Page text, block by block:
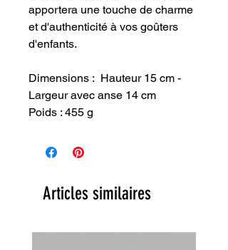
apportera une touche de charme
et d'authenticité à vos goûters
d'enfants.
Dimensions : Hauteur 15 cm -
Largeur avec anse 14 cm
Poids : 455 g
Articles similaires